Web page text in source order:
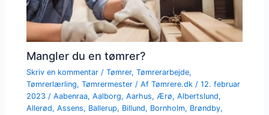
Mangler du en tømrer?
Skriv en kommentar /Tømrer,Tømrerarbejde,
Tømrerlærling,Tømrermester / AfTømrere.dk/12. februar
2023/Aabenraa,Aalborg,Aarhus,Ærø,Albertslund,
Allerød,Assens, Ballerup, Billund, Bornholm, Brøndby,